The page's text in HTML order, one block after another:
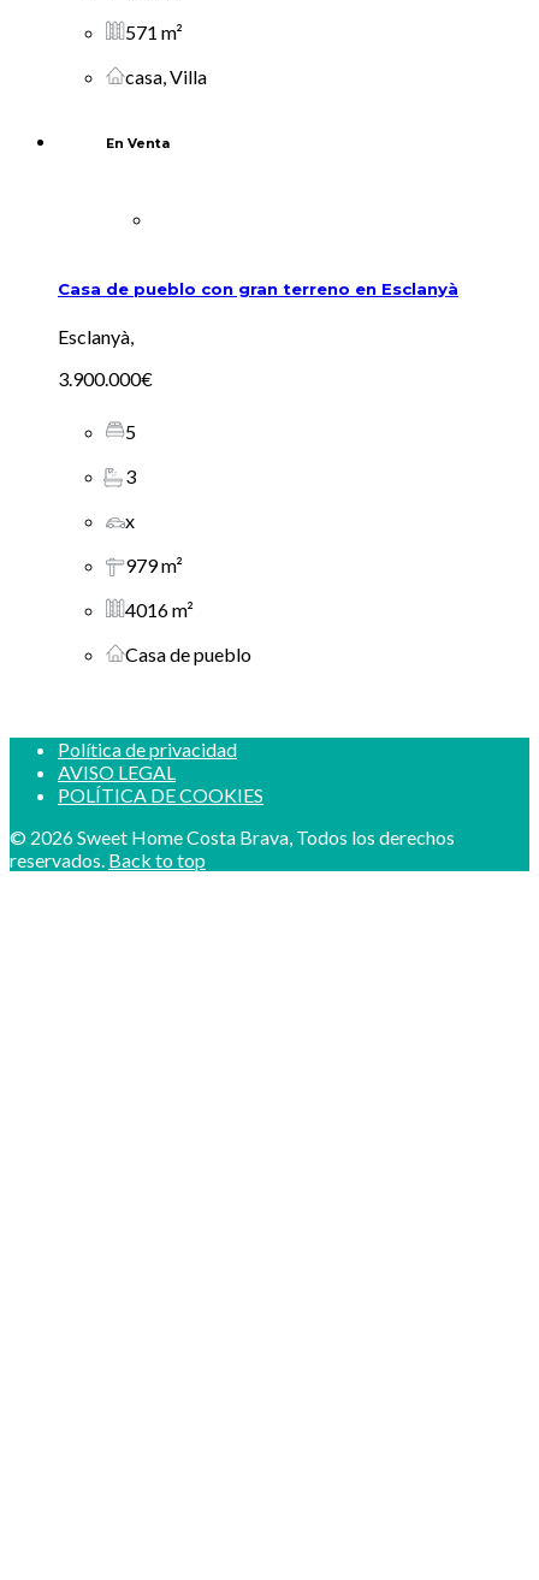
571 m²
casa, Villa
En Venta
Casa de pueblo con gran terreno en Esclanyà
Esclanyà,
3.900.000€
5
3
x
979 m²
4016 m²
Casa de pueblo
Política de privacidad
AVISO LEGAL
POLÍTICA DE COOKIES
© 2026 Sweet Home Costa Brava, Todos los derechos
reservados. Back to top